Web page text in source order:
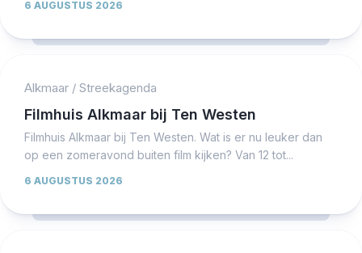
6 AUGUSTUS 2026
Alkmaar / Streekagenda
Filmhuis Alkmaar bij Ten Westen
Filmhuis Alkmaar bij Ten Westen. Wat is er nu leuker dan
op een zomeravond buiten film kijken? Van 12 tot...
6 AUGUSTUS 2026